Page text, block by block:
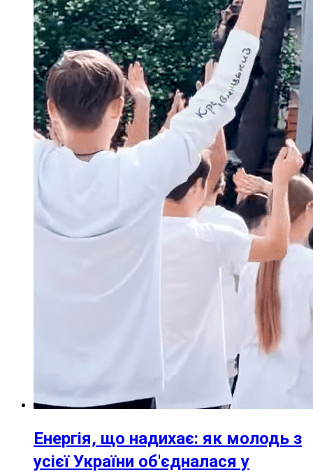
Енергія, що надихає: як молодь з
усієї України об'єдналася у